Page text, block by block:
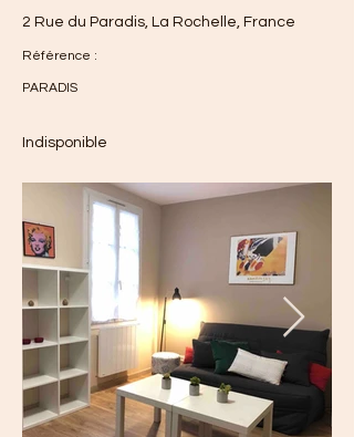
2 Rue du Paradis, La Rochelle, France
Référence :
PARADIS
Indisponible